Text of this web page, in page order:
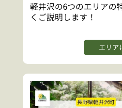
軽井沢の6つのエリアの
くご説明します！
エリア